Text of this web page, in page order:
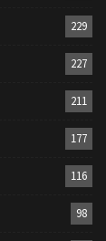
229
227
211
177
116
98